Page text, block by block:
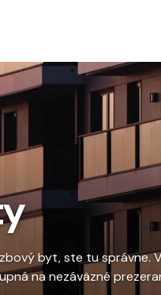
byt, ste tu správne.
na nezáväzné